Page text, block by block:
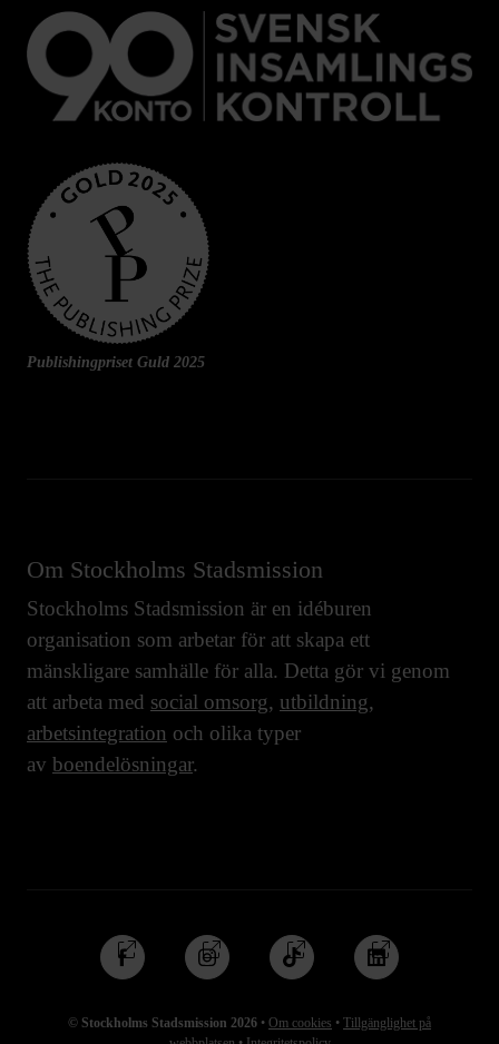
Publishingpriset Guld 2025
Om Stockholms Stadsmission
Stockholms Stadsmission är en idéburen
organisation som arbetar för att skapa ett
mänskligare samhälle för alla. Detta gör vi genom
att arbeta med social omsorg, utbildning,
arbetsintegration och olika typer
av boendelösningar.
© Stockholms Stadsmission 2026 • Om cookies • Tillgänglighet på
Följ
oss
Facebook
Följ
oss
Instagram
Följ
oss
TikTok
Följ
oss
Linkedin